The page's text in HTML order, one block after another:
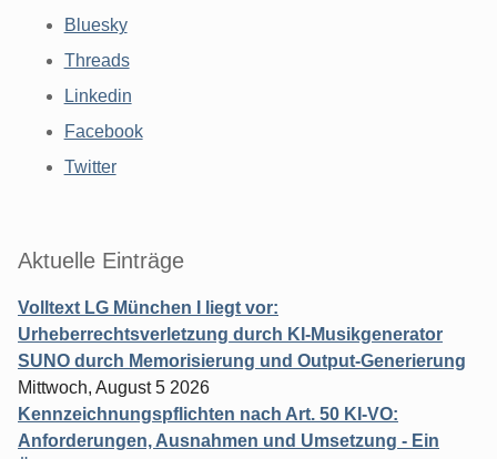
Bluesky
Threads
Linkedin
Facebook
Twitter
Aktuelle Einträge
Volltext LG München I liegt vor:
Urheberrechtsverletzung durch KI-Musikgenerator
SUNO durch Memorisierung und Output-Generierung
Mittwoch, August 5 2026
Kennzeichnungspflichten nach Art. 50 KI-VO:
Anforderungen, Ausnahmen und Umsetzung - Ein